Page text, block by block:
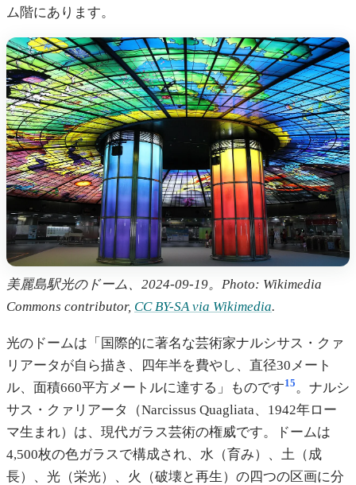
ム階にあります。
美麗島駅光のドーム、2024-09-19。Photo: Wikimedia
Commons contributor, CC BY-SA via Wikimedia.
光のドームは「国際的に著名な芸術家ナルシサス・クァ
リアータが自ら描き、四年半を費やし、直径30メート
ル、面積660平方メートルに達する」ものです15 。ナルシ
サス・クァリアータ（Narcissus Quagliata、1942年ロー
マ生まれ）は、現代ガラス芸術の権威です。ドームは
4,500枚の色ガラスで構成され、水（育み）、土（成
長）、光（栄光）、火（破壊と再生）の四つの区画に分